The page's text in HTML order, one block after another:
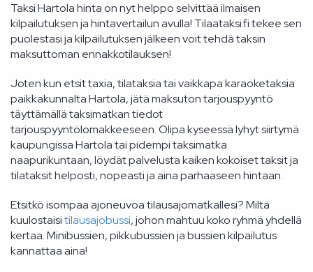
Taksi Hartola hinta on nyt helppo selvittää ilmaisen
kilpailutuksen ja hintavertailun avulla! Tilaataksi.fi tekee sen
puolestasi ja kilpailutuksen jälkeen voit tehdä taksin
maksuttoman ennakkotilauksen!
Joten kun etsit taxia, tilataksia tai vaikkapa karaoketaksia
paikkakunnalta Hartola, jätä maksuton tarjouspyyntö
täyttämällä taksimatkan tiedot
tarjouspyyntölomakkeeseen. Olipa kyseessä lyhyt siirtymä
kaupungissa Hartola tai pidempi taksimatka
naapurikuntaan, löydät palvelusta kaiken kokoiset taksit ja
tilataksit helposti, nopeasti ja aina parhaaseen hintaan.
Etsitkö isompaa ajoneuvoa tilausajomatkallesi? Miltä
kuulostaisitilausajobussi, johon mahtuu koko ryhmä yhdellä
kertaa. Minibussien, pikkubussien ja bussien kilpailutus
kannattaa aina!